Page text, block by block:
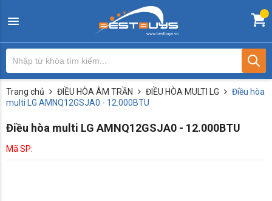
Trang chủ ĐIỀU HÒA ÂM TRẦN ĐIỀU HÒA MULTI LG
Điều hòa
multi LG AMNQ12GSJA0 - 12.000BTU
Điều hòa multi LG AMNQ12GSJA0 - 12.000BTU
Mã SP: